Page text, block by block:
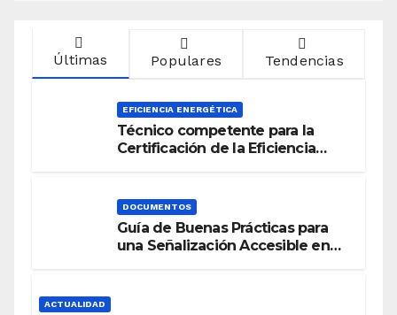
Últimas Populares Tendencias
EFICIENCIA ENERGÉTICA
Técnico competente para la
Certificación de la Eficiencia
DOCUMENTOS
Guía de Buenas Prácticas para
una Señalización Accesible en
ACTUALIDAD